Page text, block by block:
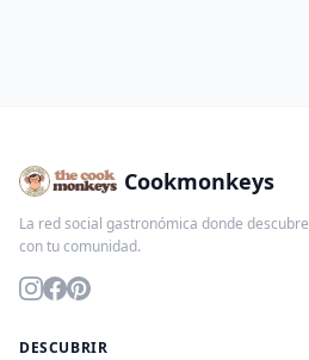
Cookmonkeys
La red social gastronómica donde
con tu comunidad.
DESCUBRIR